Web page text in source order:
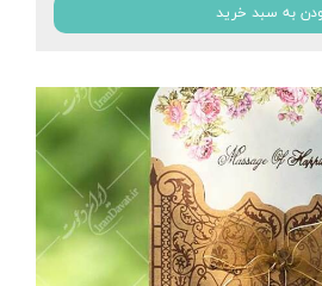
به سبد خرید